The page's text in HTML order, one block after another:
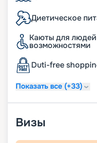
Диетическое
Каюты для
возможностями
Duti-free
Показать все (+33)
Визы